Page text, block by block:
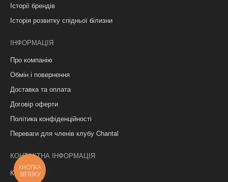
Історії брендів
Історія розвитку спідньої білизни
ІНФОРМАЦІЯ
Про компанію
Обмін і повернення
Доставка та оплата
Договір оферти
Політика конфіденційності
Переваги для членів клубу Chantal
КОНТАКТНА ІНФОРМАЦІЯ
Контакти
КНОПКА
ЗВ'ЯЗКУ